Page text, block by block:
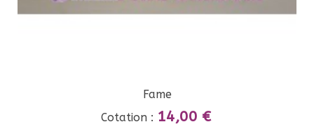
Fame
Cotation : 14,00 €